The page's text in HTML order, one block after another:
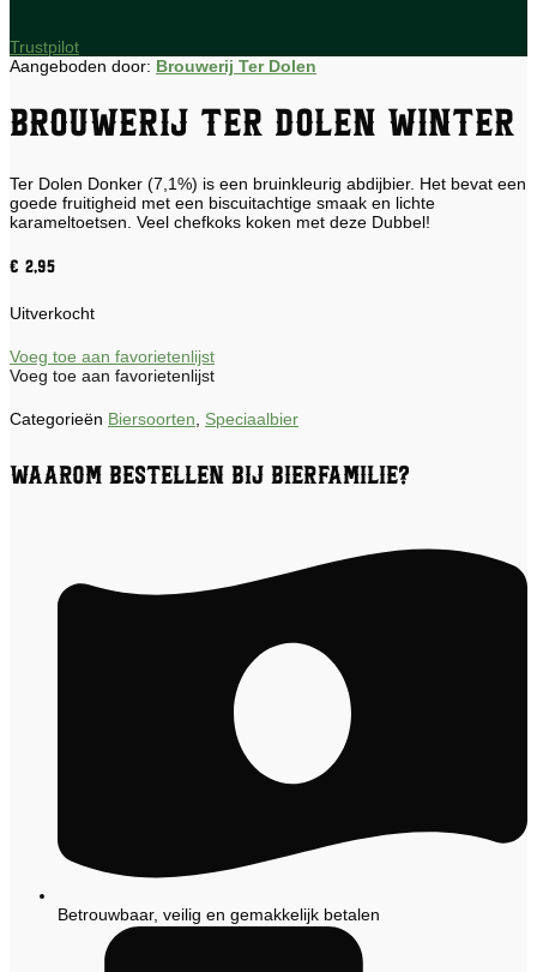
Trustpilot
Aangeboden door: Brouwerij Ter Dolen
Brouwerij Ter Dolen Winter
Ter Dolen Donker (7,1%) is een bruinkleurig abdijbier. Het bevat een
goede fruitigheid met een biscuitachtige smaak en lichte
karameltoetsen. Veel chefkoks koken met deze Dubbel!
€ 2,95
Uitverkocht
Voeg toe aan favorietenlijst
Voeg toe aan favorietenlijst
Categorieën Biersoorten Speciaalbier
Waarom bestellen bij Bierfamilie?
Betrouwbaar, veilig en gemakkelijk betalen